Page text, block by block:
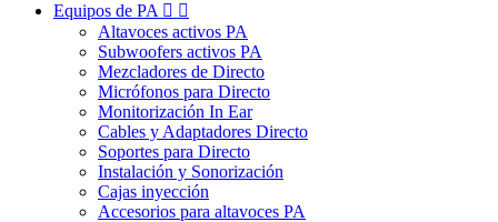
Equipos de PA  
Altavoces activos PA
Subwoofers activos PA
Mezcladores de Directo
Micrófonos para Directo
Monitorización In Ear
Cables y Adaptadores Directo
Soportes para Directo
Instalación y Sonorización
Cajas inyección
Accesorios para altavoces PA